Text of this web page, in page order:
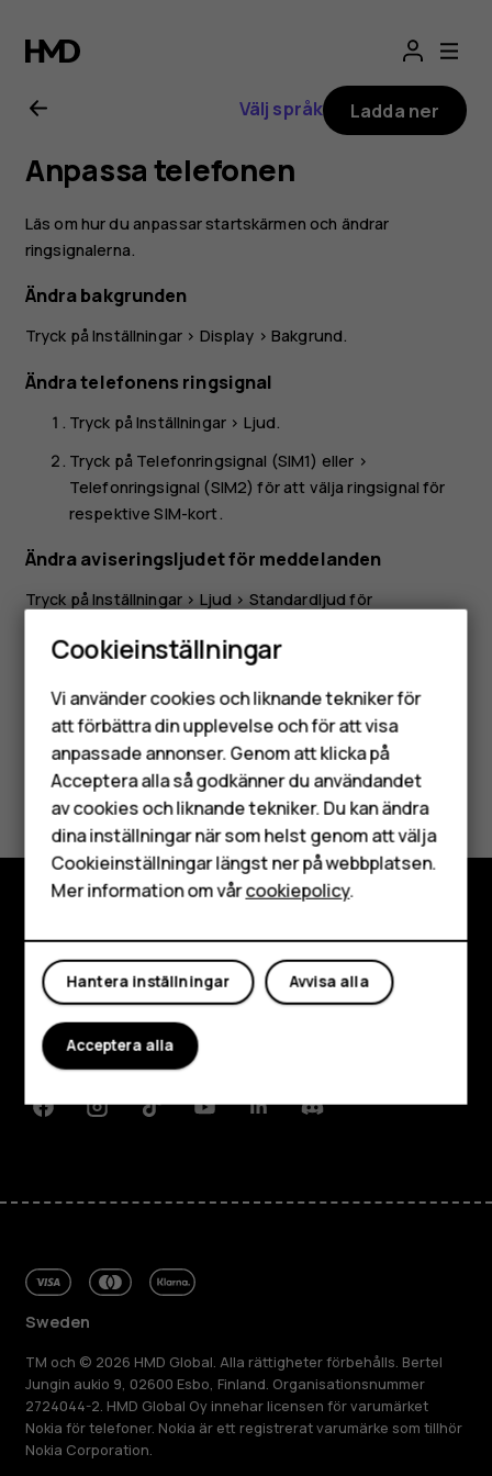
för
Nokia
6.2
Smartphones
Mobiltelefoner
Tillbehör
HMD Terra M
Surfplattor
Välj språk Ladda ner
Anpassa telefonen
Läs om hur du anpassar startskärmen och ändrar
ringsignalerna.
Ändra bakgrunden
Tryck påInställningar > Display > Bakgrund.
Ändra telefonens ringsignal
Tryck påInställningar > Ljud.
Tryck på Telefonringsignal (SIM1) eller >
Telefonringsignal (SIM2) för att välja ringsignal för
respektive SIM-kort.
Ändra aviseringsljudet för meddelanden
Tryck påInställningar > Ljud > Standardljud för
Var detta till hjälp?
Ja Nej
Utforska
Om
Planet and people
Kundservice
FacebookInstagramTiktokYoutubeLinkedinDiscord
Sweden
TM och © 2026 HMD Global. Alla rättigheter förbehålls. Bertel
Jungin aukio 9, 02600 Esbo, Finland. Organisationsnummer
2724044-2. HMD Global Oy innehar licensen för varumärket
Nokia för telefoner. Nokia är ett registrerat varumärke som tillhör
Nokia Corporation.
Cookieinställningar
Vi använder cookies och liknande tekniker för
att förbättra din upplevelse och för att visa
anpassade annonser. Genom att klicka på
Acceptera alla så godkänner du användandet
av cookies och liknande tekniker. Du kan ändra
dina inställningar när som helst genom att välja
Cookieinställningar längst ner på webbplatsen.
Mer information om vårcookiepolicy.
Avvisa alla
Hantera inställningar
Acceptera alla